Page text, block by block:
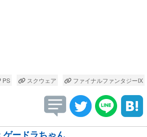
PS スクウェア ファイナルファンタジーIX